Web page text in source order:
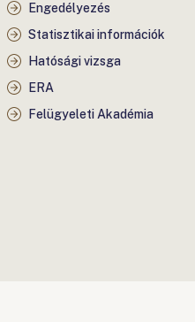
Engedélyezés
Statisztikai információk
Hatósági vizsga
ERA
Felügyeleti Akadémia